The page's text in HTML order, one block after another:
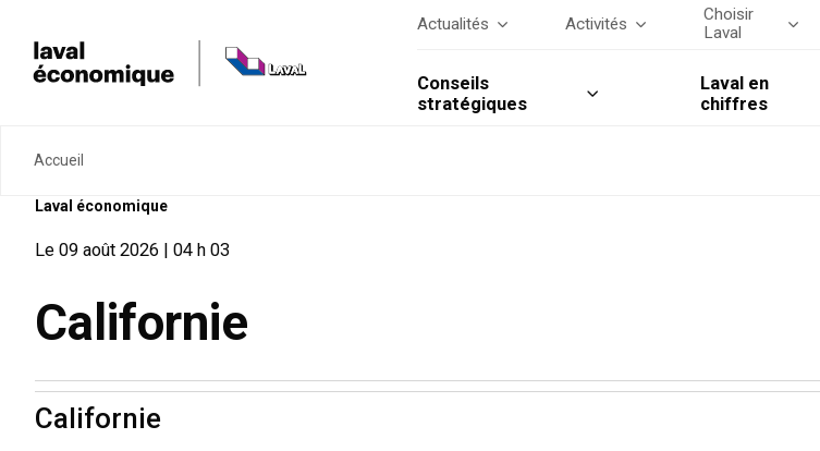
Actualités Activités
Choisir
Laval
Conseils
stratégiques
Laval en
chiffres
Accueil
Laval économique
Le 09 août 2026 | 04 h 03
Californie
Californie